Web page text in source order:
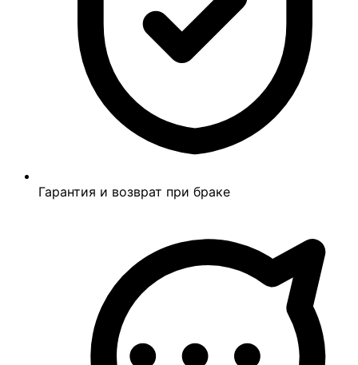
Гарантия и возврат при браке